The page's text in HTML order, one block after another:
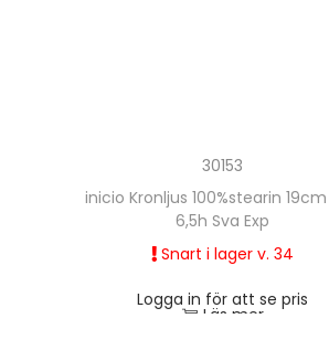
30153
inicio Kronljus 100%stearin
6,5h Sva Exp
Snart i lager v. 34
Logga in för att se pris
Läs mer